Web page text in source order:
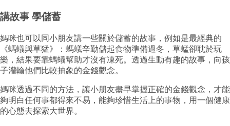
講故事 學儲蓄
媽咪也可以同小朋友講一些關於儲蓄的故事，例如是最經典的
《螞蟻與草猛》：螞蟻辛勤儲起食物準備過冬，草蜢卻耽於玩
樂，結果要靠螞蟻幫助才沒有凍死。透過生動有趣的故事，向孩
子灌輸他們比較抽象的金錢觀念。
媽咪透過不同的方法，讓小朋友盡早掌握正確的金錢觀念，才能
夠明白任何事都得來不易，能夠珍惜生活上的事物，用一個健康
的心態去探索大世界。